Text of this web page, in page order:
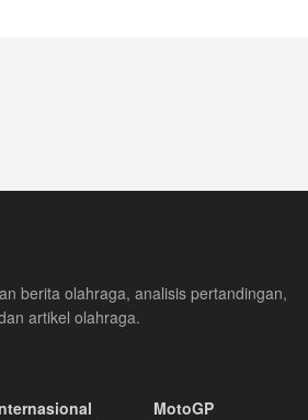
berita olahraga, analisis pertandingan,
artikel olahraga.
MotoGP